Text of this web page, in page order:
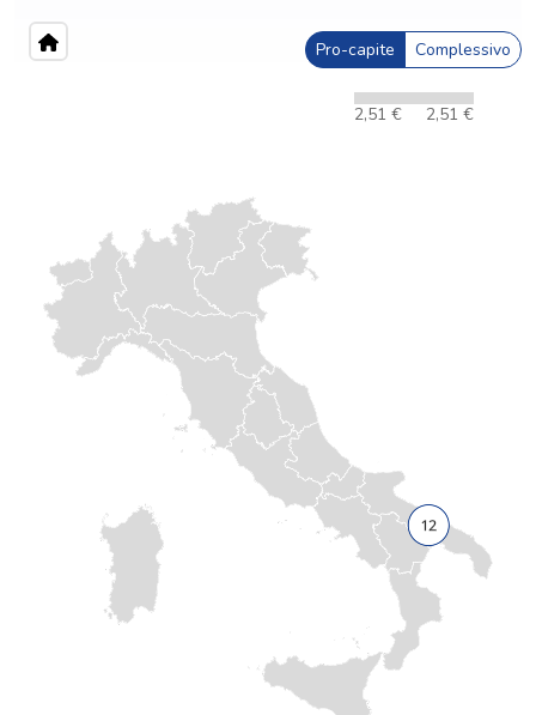
Pro-capite Complessivo
2,51 € 2,51 €